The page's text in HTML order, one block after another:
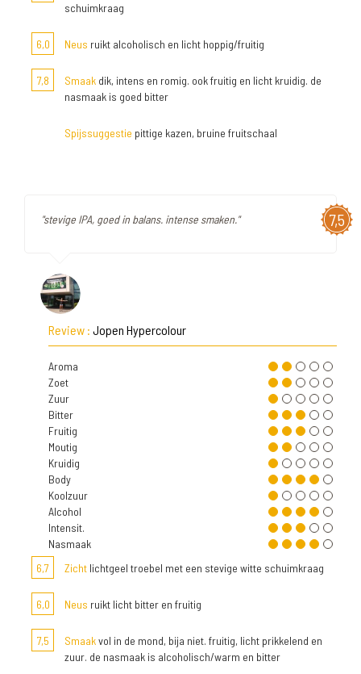
schuimkraag
6,0 Neus ruikt alcoholisch en licht hoppig/fruitig
7,8 Smaak dik, intens en romig. ook fruitig en licht kruidig. de
nasmaak is goed bitter
Spijssuggestie pittige kazen, bruine fruitschaal
7,5
"stevige IPA, goed in balans. intense smaken."
Review : Jopen Hypercolour
Aroma
Zoet
Zuur
Bitter
Fruitig
Moutig
Kruidig
Body
Koolzuur
Alcohol
Intensit.
Nasmaak
6,7
Zicht lichtgeel troebel met een stevige witte schuimkraag
6,0 Neus ruikt licht bitter en fruitig
7,5 Smaakvol in de mond, bija niet. fruitig, licht prikkelend en
zuur. de nasmaak is alcoholisch/warm en bitter